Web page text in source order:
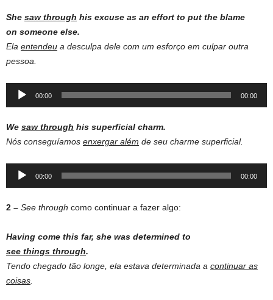
She saw through his excuse as an effort to put the blame
on someone else.
Ela entendeu a desculpa dele com um esforço em culpar outra
pessoa.
Audio
00:00 00:00
We saw through his superficial charm.
Nós conseguíamos enxergar além de seu charme superficial.
Audio
00:00 00:00
2 – See through como continuar a fazer algo:
Having come this far, she was determined to
see things through.
Tendo chegado tão longe, ela estava determinada a continuar as
coisas